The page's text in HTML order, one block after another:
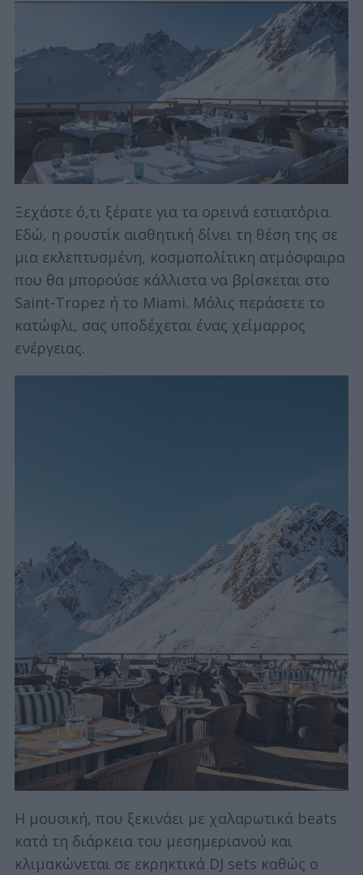
Ξεχάστε ό,τι ξέρατε για τα ορεινά εστιατόρια.
Εδώ, η ρουστίκ αισθητική δίνει τη θέση της σε
μια εκλεπτυσμένη, κοσμοπολίτικη ατμόσφαιρα
που θα μπορούσε κάλλιστα να βρίσκεται στο
Saint-Tropez ή το Miami. Μόλις περάσετε το
κατώφλι, σας υποδέχεται ένας χείμαρρος
ενέργειας.
Η μουσική, που ξεκινάει με χαλαρωτικά beats
κατά τη διάρκεια του μεσημεριανού και
κλιμακώνεται σε εκρηκτικά DJ sets καθώς ο